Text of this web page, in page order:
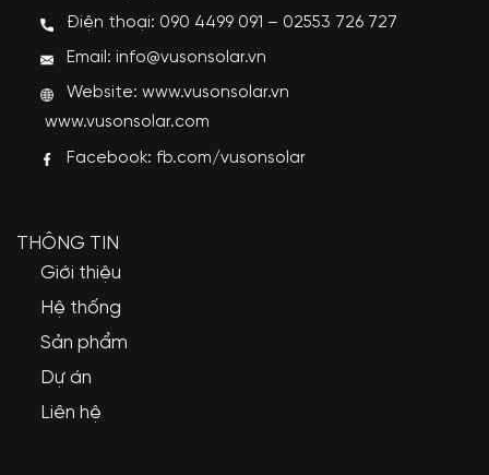
Điện thoại: 090 4499 091 – 02553 726 727
Email: info@vusonsolar.vn
Website:www.vusonsolar.vn
www.vusonsolar.com
Facebook: fb.com/vusonsolar
THÔNG TIN
Giới thiệu
Hệ thống
Sản phẩm
Dự án
Liên hệ